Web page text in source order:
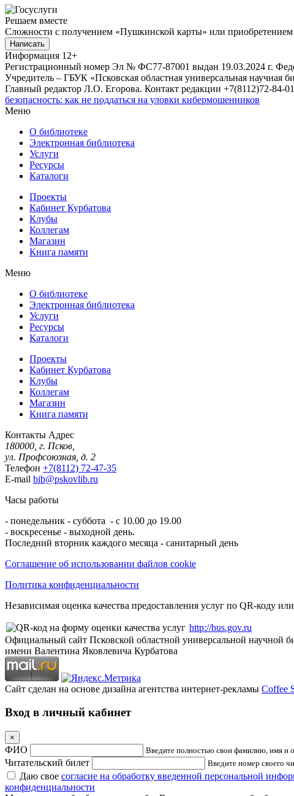
Решаем вместе
Сложности с получением «Пушкинской карты» или приобретением
Написать
Информация 12+
Регистрационный номер Эл № ФС77-87001 выдан 19.03.2024 г.
Учредитель – ГБУК «Псковская областная универсальная научная
Главный редактор Л.О. Егорова. Контакт редакции +7(8112)72-84-
безопасность: как не поддаться на уловки кибермошенников
Меню
О библиотеке
Электронная библиотека
Услуги
Ресурсы
Каталоги
Проекты
Кабинет Курбатова
Клубы
Коллегам
Магазин
Книга памяти
Меню
О библиотеке
Электронная библиотека
Услуги
Ресурсы
Каталоги
Проекты
Кабинет Курбатова
Клубы
Коллегам
Магазин
Книга памяти
Контакты Адрес
180000, г. Псков,
ул. Профсоюзная, д. 2
Телефон +7(8112) 72-47-35
E-mail bib@pskovlib.ru
Часы работы
- понедельник - суббота - с 10.00 до 19.00
- воскресенье - выходной день.
Последний вторник каждого месяца - санитарный день
Соглашение об использовании файлов cookie
Политика конфиденциальности
Независимая оценка качества предоставления услуг по QR-коду
http://bus.gov.ru
Официальный сайт Псковской областной универсальной научной
имени Валентина Яковлевича Курбатова
Сайт сделан на основе дизайна агентства интернет-рекламы Coffee
Вход в личный кабинет
×
ФИО Введите полностью свои фамилию, имя и
Читательский билет Введите номер своего
Даю свое согласие на обработку введенной персональной
конфиденциальности